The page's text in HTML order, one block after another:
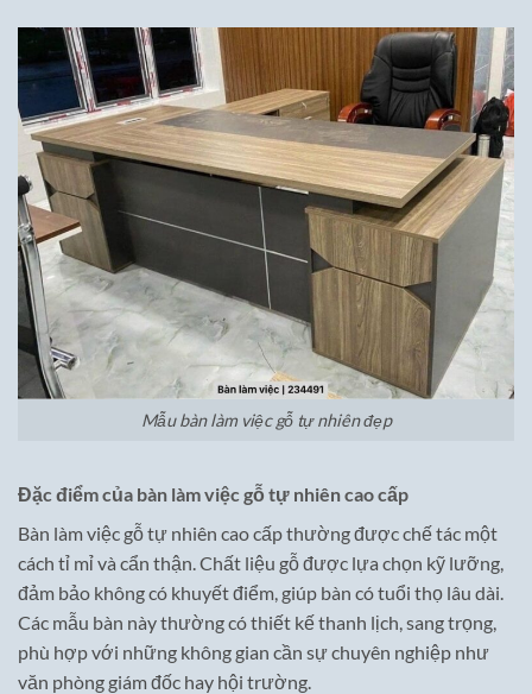
Mẫu bàn làm việc gỗ tự nhiên đẹp
Đặc điểm của bàn làm việc gỗ tự nhiên cao cấp
Bàn làm việc gỗ tự nhiên cao cấp thường được chế tác một
cách tỉ mỉ và cẩn thận. Chất liệu gỗ được lựa chọn kỹ lưỡng,
đảm bảo không có khuyết điểm, giúp bàn có tuổi thọ lâu dài.
Các mẫu bàn này thường có thiết kế thanh lịch, sang trọng,
phù hợp với những không gian cần sự chuyên nghiệp như
văn phòng giám đốc hay hội trường.